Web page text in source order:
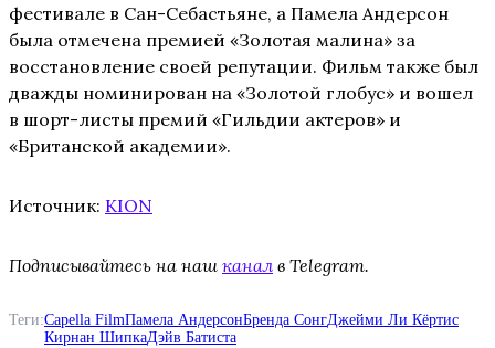
фестивале в Сан-Себастьяне, а Памела Андерсон
была отмечена премией «Золотая малина» за
восстановление своей репутации. Фильм также был
дважды номинирован на «Золотой глобус» и вошел
в шорт-листы премий «Гильдии актеров» и
«Британской академии».
Источник: KION
Подписывайтесь на наш канал в Telegram.
Теги:Capella FilmПамела АндерсонБренда СонгДжейми Ли Кёртис
Кирнан ШипкаДэйв Батиста